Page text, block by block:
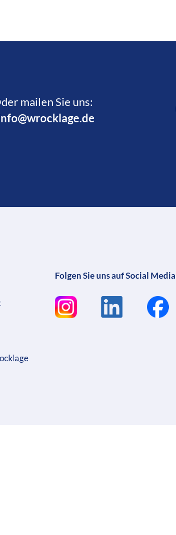
mailen Sie uns:
Folgen Sie uns auf Social Media